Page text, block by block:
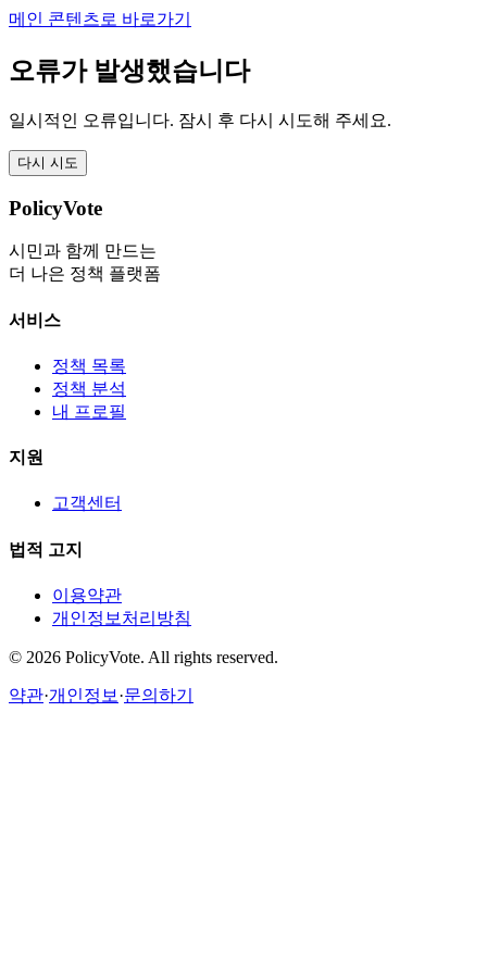
메인 콘텐츠로 바로가기
오류가 발생했습니다
일시적인 오류입니다. 잠시 후 다시 시도해 주세요.
다시 시도
PolicyVote
시민과 함께 만드는
더 나은 정책 플랫폼
서비스
정책 목록
정책 분석
내 프로필
지원
고객센터
법적 고지
이용약관
개인정보처리방침
© 2026 PolicyVote. All rights reserved.
약관·개인정보 ·문의하기